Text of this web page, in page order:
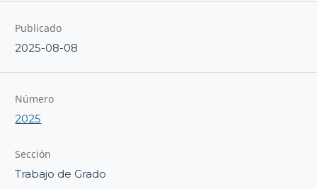
Publicado
2025-08-08
Número
2025
Sección
Trabajo de Grado